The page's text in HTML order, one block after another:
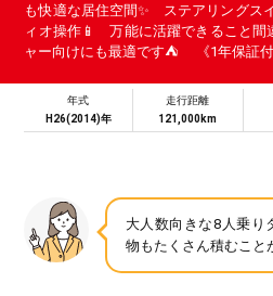
も快適な居住空間✨ ステアリングス
ィオ操作📱 万能に活躍できること間
ャー向けにも最適です⛺ 《1年保証付
年式
H26(2014)年
走行距離
121,000km
大人数向きな8人乗
物もたくさん積むこと